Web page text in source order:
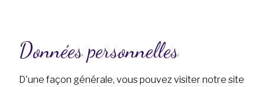
Données personnelles
D'une façon générale, vous pouvez visiter notre site